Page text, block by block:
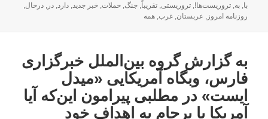
شده
در
با ,به ,تروریست‌ها! ,تروریستی ,تقریباً ,جنگ ,حملات ,خبر جدید ,دارد ,در ,درحال
روزنامه امروز
عربستان ,غرب ,همه
به گزارش گروه بین‌الملل خبرگزاری
فارس، وبگاه آمریکایی «میدل
ایست» در مطلبی پیرامون این‌که آیا
آمریکا با برجام به اهداف خود